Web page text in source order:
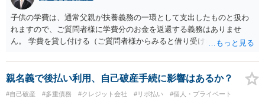
くのみでしょう。 以上、ご参考まで。
子供の学費は、通常父親が扶養義務の一環として支出したものと扱わ
れますので、ご質問者様に学費分のお金を返還する義務はありませ
ん。 学費を貸し付ける（ご質問者様からみると借り受ける）といった
ょう。
親名義で後払い利用、自己破産手続に影響はあるか？
#自己破産 #多重債務 #クレジット会社 #リボ払い #個人・プライベート